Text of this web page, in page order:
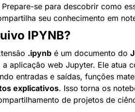
Prepare-se para descobrir como
seu conhecimento em
IPYNB?
.ipynb é um documento do
aplicação web Jupyter. Ele atua
entradas e saídas, funções
explicativos. Isso torna os
de projetos de